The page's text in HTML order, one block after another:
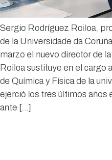
Sergio Rodríguez Roiloa,
de la Universidade da
marzo el nuevo director de
Roiloa sustituye en el cargo
de Química y Física de la
ejerció los tres últimos años
ante […]